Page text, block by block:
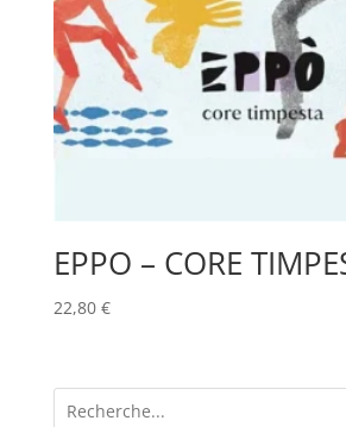
EPPO – CORE
22,80 €